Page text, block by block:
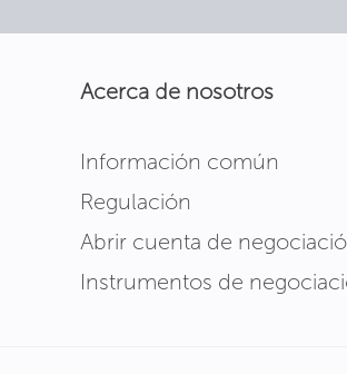
Acerca de nosotros
Información común
Regulación
Abrir cuenta de
Instrumentos de